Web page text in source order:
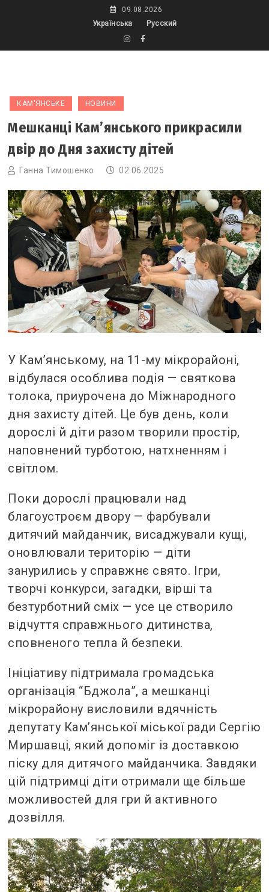
09.08.2026
Українська
Русский
КАМ'ЯНСЬКЕ НОВИНИ
Мешканці Кам’янського прикрасили
двір до Дня захисту дітей
Ганна Тимошенко 02.06.2025
У Кам’янському, на 11-му мікрорайоні,
відбулася особлива подія — святкова
толока, приурочена до Міжнародного
дня захисту дітей. Це був день, коли
дорослі й діти разом творили простір,
наповнений турботою, натхненням і
світлом.
Поки дорослі працювали над
благоустроєм двору — фарбували
дитячий майданчик, висаджували кущі,
оновлювали територію — діти
занурились у справжнє свято. Ігри,
творчі конкурси, загадки, вірші та
безтурботний сміх — усе це створило
відчуття справжнього дитинства,
сповненого тепла й безпеки.
Ініціативу підтримала громадська
організація “Бджола”, а мешканці
мікрорайону висловили вдячність
депутату Кам’янської міської ради Сергію
Миршавці, який допоміг із доставкою
піску для дитячого майданчика. Завдяки
цій підтримці діти отримали ще більше
можливостей для гри й активного
дозвілля.